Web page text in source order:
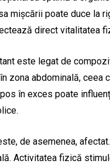
mișcării poate duce la
direct vitalitatea
este legat de
zona abdominală,
în exces poate
de asemenea,
Activitatea fizică